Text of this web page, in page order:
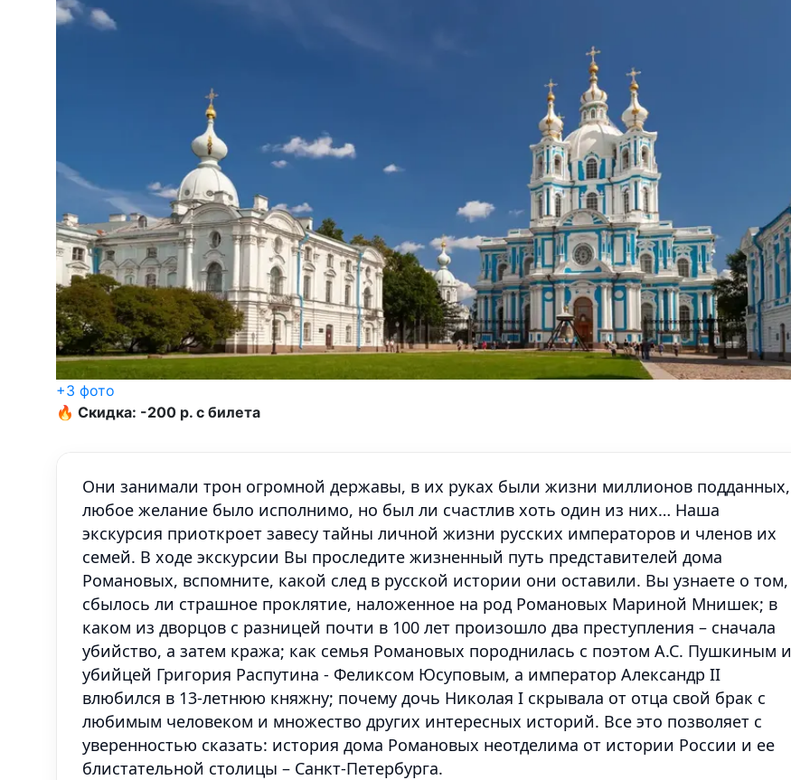
+3 фото
🔥 Скидка: -200 р. с билета
Они занимали трон огромной державы, в их руках были жизни миллионов подданных,
любое желание было исполнимо, но был ли счастлив хоть один из них… Наша
экскурсия приоткроет завесу тайны личной жизни русских императоров и членов их
семей. В ходе экскурсии Вы проследите жизненный путь представителей дома
Романовых, вспомните, какой след в русской истории они оставили. Вы узнаете о том,
сбылось ли страшное проклятие, наложенное на род Романовых Мариной Мнишек; в
каком из дворцов с разницей почти в 100 лет произошло два преступления – сначала
убийство, а затем кража; как семья Романовых породнилась с поэтом А.С. Пушкиным и
убийцей Григория Распутина - Феликсом Юсуповым, а император Александр II
влюбился в 13-летнюю княжну; почему дочь Николая I скрывала от отца свой брак с
любимым человеком и множество других интересных историй. Все это позволяет с
уверенностью сказать: история дома Романовых неотделима от истории России и ее
блистательной столицы – Санкт-Петербурга.